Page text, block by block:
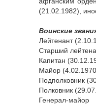
(21.02.1982),
Воинские
Лейтенант
Старший
Капитан
Майор
Подполковник
Полковник
Генерал-